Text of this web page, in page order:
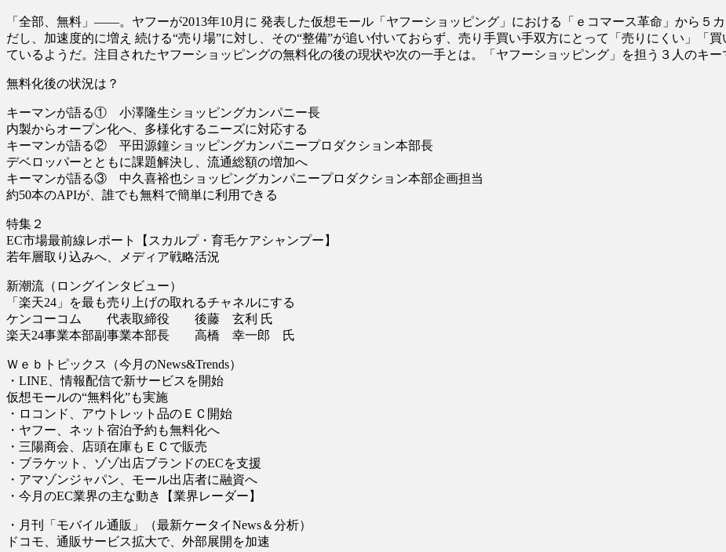
「全部、無料」――。ヤフーが2013年10月に 発表した仮想モール「ヤフーショッピング」における「ｅコマース革命」から５
だし、加速度的に増え 続ける“売り場”に対し、その“整備”が追い付いておらず、売り手買い手双方にとって「売りにくい」「
ているようだ。注目されたヤフーショッピングの無料化の後の現状や次の一手とは。「ヤフーショッピング」を担う３人のキー
無料化後の状況は？
キーマンが語る① 小澤隆生ショッピングカンパニー長
内製からオープン化へ、多様化するニーズに対応する
キーマンが語る② 平田源鐘ショッピングカンパニープロダクション本部長
デベロッパーとともに課題解決し、流通総額の増加へ
キーマンが語る③ 中久喜裕也ショッピングカンパニープロダクション本部企画担当
約50本のAPIが、誰でも無料で簡単に利用できる
特集２
EC市場最前線レポート【スカルプ・育毛ケアシャンプー】
若年層取り込みへ、メディア戦略活況
新潮流（ロングインタビュー）
「楽天24」を最も売り上げの取れるチャネルにする
ケンコーコム 代表取締役 後藤 玄利 氏
楽天24事業本部副事業本部長 高橋 幸一郎 氏
Ｗｅｂトピックス（今月のNews&Trends）
・LINE、情報配信で新サービスを開始
仮想モールの“無料化”も実施
・ロコンド、アウトレット品のＥＣ開始
・ヤフー、ネット宿泊予約も無料化へ
・三陽商会、店頭在庫もＥＣで販売
・ブラケット、ゾゾ出店ブランドのECを支援
・アマゾンジャパン、モール出店者に融資へ
・今月のEC業界の主な動き【業界レーダー】
・月刊「モバイル通販」（最新ケータイNews＆分析）
ドコモ、通販サービス拡大で、外部展開を加速